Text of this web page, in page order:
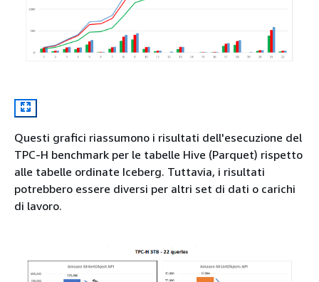
Questi grafici riassumono i risultati dell'esecuzione del
TPC-H benchmark per le tabelle Hive (Parquet) rispetto
alle tabelle ordinate Iceberg. Tuttavia, i risultati
potrebbero essere diversi per altri set di dati o carichi
di lavoro.